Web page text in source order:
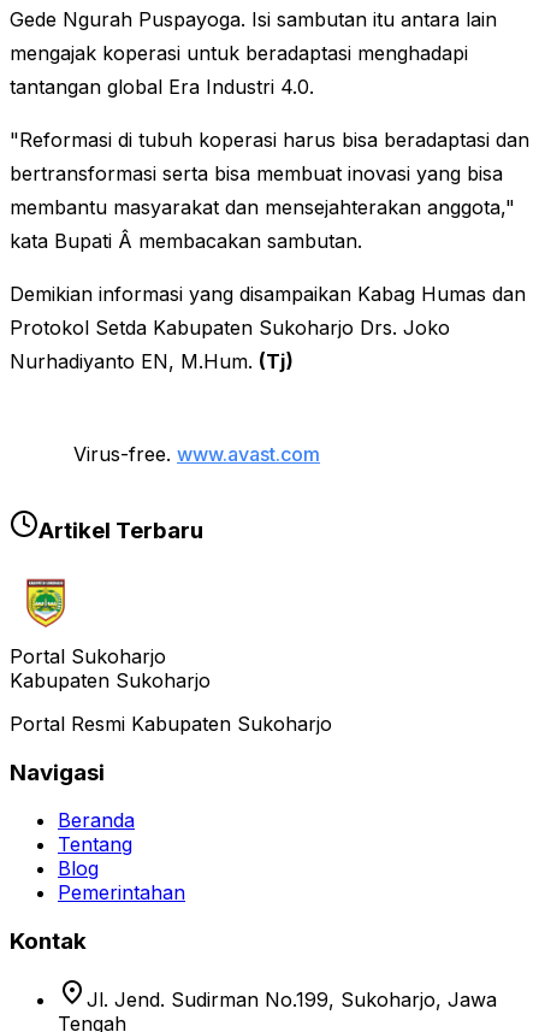
Gede Ngurah Puspayoga. Isi sambutan itu antara lain
mengajak koperasi untuk beradaptasi menghadapi
tantangan global Era Industri 4.0.
"Reformasi di tubuh koperasi harus bisa beradaptasi dan
bertransformasi serta bisa membuat inovasi yang bisa
membantu masyarakat dan mensejahterakan anggota,"
kata Bupati Â membacakan sambutan.
Demikian informasi yang disampaikan Kabag Humas dan
Protokol Setda Kabupaten Sukoharjo Drs. Joko
Nurhadiyanto EN, M.Hum. (Tj)
Virus-free. www.avast.com
Artikel Terbaru
Portal Sukoharjo
Kabupaten Sukoharjo
Portal Resmi Kabupaten Sukoharjo
Navigasi
Beranda
Tentang
Blog
Pemerintahan
Kontak
location_on Jl. Jend. Sudirman No.199, Sukoharjo, Jawa
Tengah